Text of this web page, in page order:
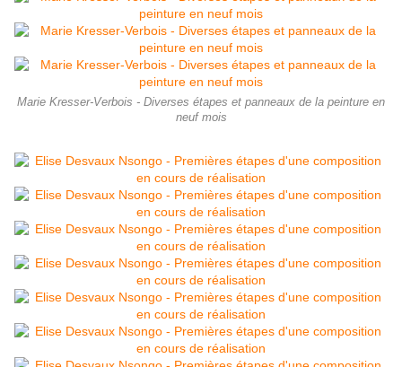
Marie Kresser-Verbois - Diverses étapes et panneaux de la peinture en
neuf mois